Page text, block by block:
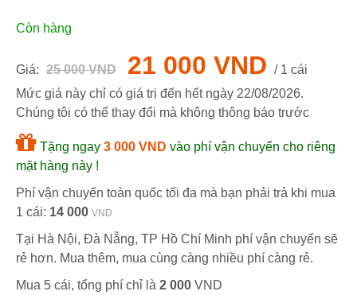
Còn hàng
Giá: 25 000 VND 21 000 VND / 1 cái
Mức giá này chỉ có giá trị đến hết ngày 22/08/2026.
Chúng tôi có thể thay đổi mà không thông báo trước
Tặng ngay 3 000 VND vào phí vận chuyển cho riêng
mặt hàng này !
Phí vận chuyển toàn quốc tối đa mà bạn phải trả khi mua
1 cái: 14 000 VND
Tại Hà Nội, Đà Nẵng, TP Hồ Chí Minh phí vận chuyển sẽ
rẻ hơn. Mua thêm, mua cùng càng nhiều phí càng rẻ.
Mua 5 cái, tổng phí chỉ là 2 000 VND